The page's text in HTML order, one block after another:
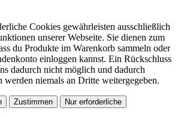
Cookies gewährleisten ausschließlich
unserer Webseite. Sie dienen zum
du Produkte im Warenkorb sammeln oder
einloggen kannst. Ein Rückschluss
dadurch nicht möglich und dadurch
werden niemals an Dritte weitergegeben.
Zustimmen Nur erforderliche